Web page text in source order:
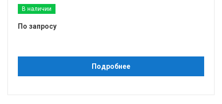
В наличии
По запросу
Подробнее